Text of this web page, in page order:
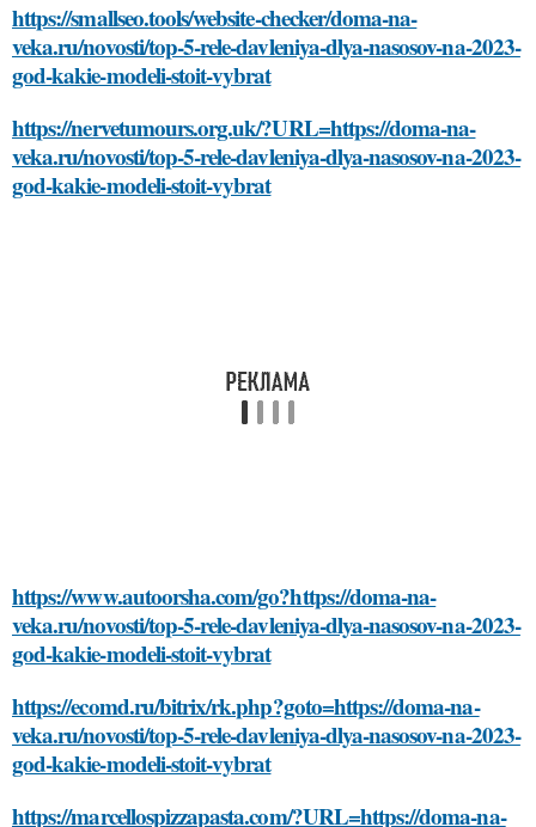
https://smallseo.tools/website-checker/doma-na-
veka.ru/novosti/top-5-rele-davleniya-dlya-nasosov-na-2023-
god-kakie-modeli-stoit-vybrat
https://nervetumours.org.uk/?URL=https://doma-na-
veka.ru/novosti/top-5-rele-davleniya-dlya-nasosov-na-2023-
god-kakie-modeli-stoit-vybrat
https://www.autoorsha.com/go?https://doma-na-
veka.ru/novosti/top-5-rele-davleniya-dlya-nasosov-na-2023-
god-kakie-modeli-stoit-vybrat
https://ecomd.ru/bitrix/rk.php?goto=https://doma-na-
veka.ru/novosti/top-5-rele-davleniya-dlya-nasosov-na-2023-
god-kakie-modeli-stoit-vybrat
https://marcellospizzapasta.com/?URL=https://doma-na-